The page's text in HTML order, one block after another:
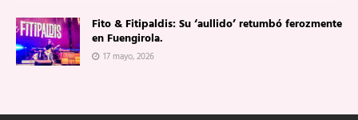
Fito & Fitipaldis: Su ‘aullido’ retumbó ferozmente
en Fuengirola.
17 mayo, 2026